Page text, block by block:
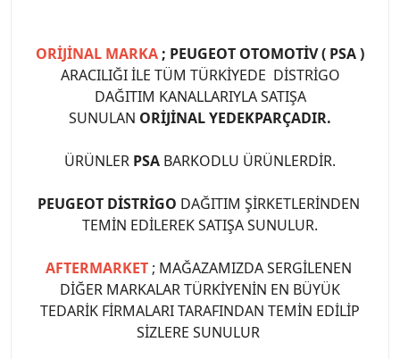
ORİJİNAL MARKA ; PEUGEOT OTOMOTİV ( PSA )
ARACILIĞI İLE TÜM TÜRKİYEDE DİSTRİGO
DAĞITIM KANALLARIYLA SATIŞA
SUNULAN ORİJİNAL YEDEKPARÇADIR.
ÜRÜNLER PSA BARKODLU ÜRÜNLERDİR.
PEUGEOT DİSTRİGO DAĞITIM ŞİRKETLERİNDEN
TEMİN EDİLEREK SATIŞA SUNULUR.
AFTERMARKET ; MAĞAZAMIZDA SERGİLENEN
DİĞER MARKALAR TÜRKİYENİN EN BÜYÜK
TEDARİK FİRMALARI TARAFINDAN TEMİN EDİLİP
SİZLERE SUNULUR